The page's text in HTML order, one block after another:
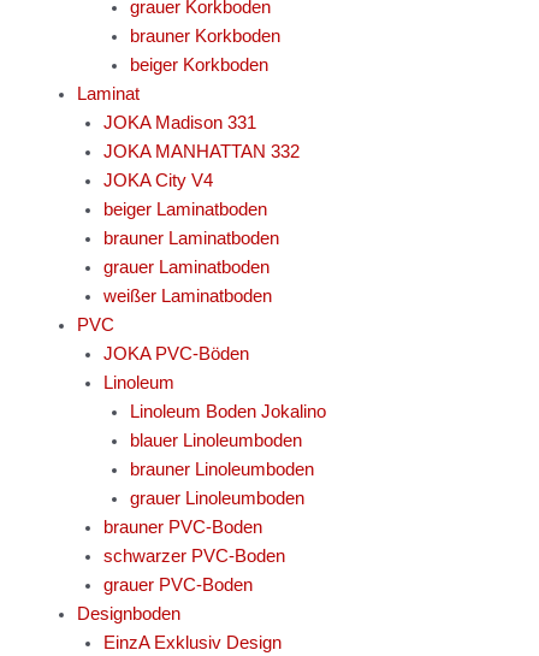
grauer Korkboden
brauner Korkboden
beiger Korkboden
Laminat
JOKA Madison 331
JOKA MANHATTAN 332
JOKA City V4
beiger Laminatboden
brauner Laminatboden
grauer Laminatboden
weißer Laminatboden
PVC
JOKA PVC-Böden
Linoleum
Linoleum Boden Jokalino
blauer Linoleumboden
brauner Linoleumboden
grauer Linoleumboden
brauner PVC-Boden
schwarzer PVC-Boden
grauer PVC-Boden
Designboden
EinzA Exklusiv Design